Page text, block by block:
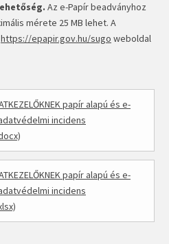
Az e-Papír beadványhoz
mérete 25 MB lehet. A
https://epapir.gov.hu/sugo weboldal
papír alapú és e-
incidens
papír alapú és e-
incidens